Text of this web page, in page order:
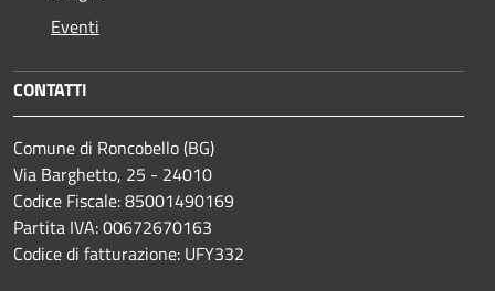
Eventi
CONTATTI
Comune di Roncobello (BG)
Via Barghetto, 25 - 24010
Codice Fiscale: 85001490169
Partita IVA: 00672670163
Codice di fatturazione: UFY332